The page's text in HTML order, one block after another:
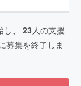
、 23 人の支援
募集を終了しま